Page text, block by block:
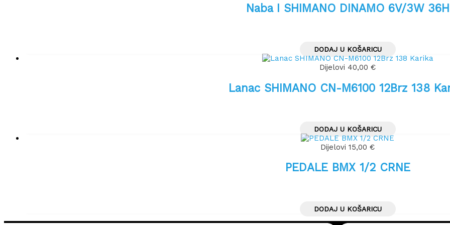
Naba I SHIMANO DINAMO 6V/3W 36H
DODAJ U KOŠARICU
Dijelovi 40,00 €
Lanac SHIMANO CN-M6100 12Brz 138
DODAJ U KOŠARICU
Dijelovi 15,00 €
PEDALE BMX 1/2 CRNE
DODAJ U KOŠARICU